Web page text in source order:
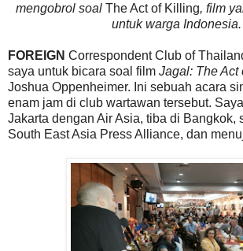
mengobrol soal The Act of Killing, film
untuk warga Indonesia.
FOREIGN Correspondent Club of
saya untuk bicara soal film Jagal: The Act
Joshua Oppenheimer. Ini sebuah acara
enam jam di club wartawan tersebut.
Jakarta dengan Air Asia, tiba di Bangkok,
South East Asia Press Alliance, dan